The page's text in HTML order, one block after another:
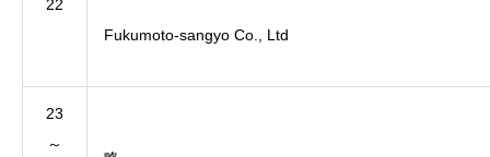
22
Fukumoto-sangyo Co., Ltd
23
～